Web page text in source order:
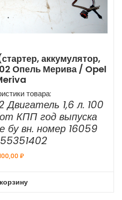
аккумулятор,
Опель Мерива / Opel
товара:
1,6 л. 100
КПП год выпуска
бу вн. номер 16059
₽